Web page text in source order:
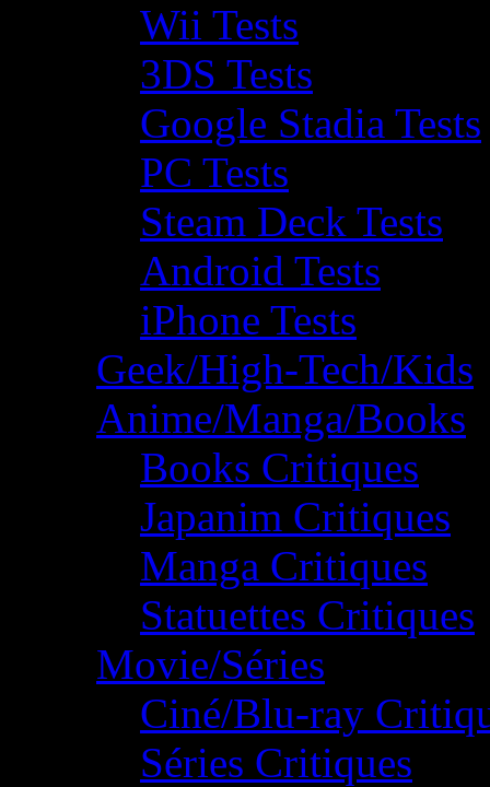
Wii Tests
3DS Tests
Google Stadia Tests
PC Tests
Steam Deck Tests
Android Tests
iPhone Tests
Geek/High-Tech/Kids
Anime/Manga/Books
Books Critiques
Japanim Critiques
Manga Critiques
Statuettes Critiques
Movie/Séries
Ciné/Blu-ray
Séries Critiques